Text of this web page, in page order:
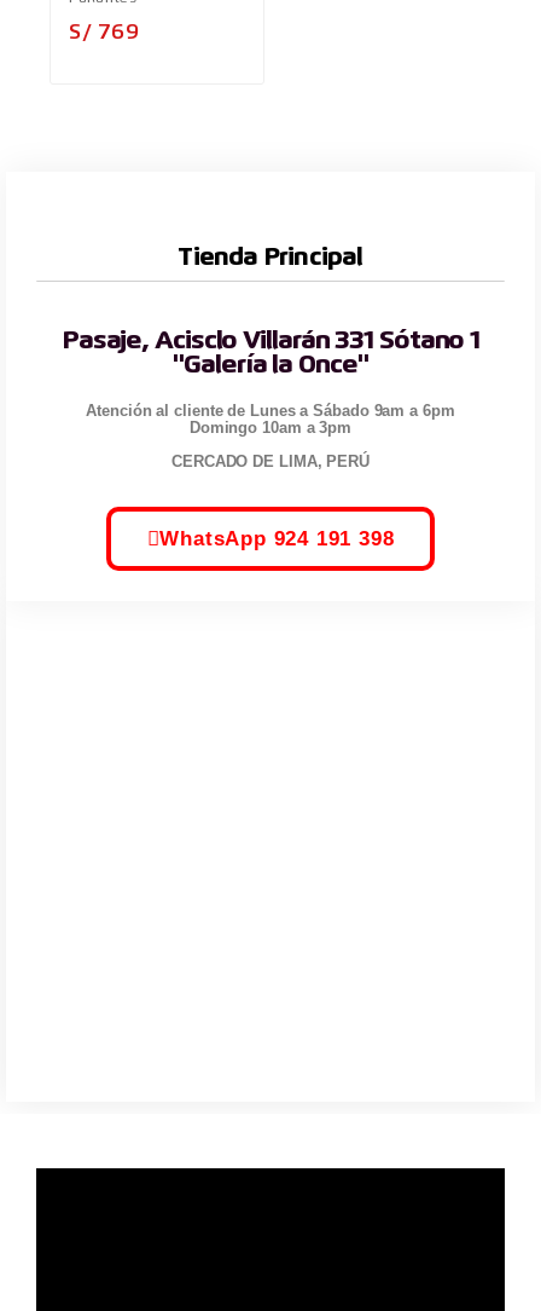
S/ 769
Tienda Principal
Pasaje, Acisclo Villarán 331 Sótano 1
"Galería la Once"
Atención al cliente de Lunes a Sábado 9am a 6pm
Domingo 10am a 3pm
CERCADO DE LIMA, PERÚ
WhatsApp 924 191 398